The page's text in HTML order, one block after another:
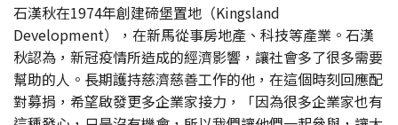
石漢秋在1974年創建碲堡置地（Kingsland
Development），在新馬從事房地產、科技等產業。石漢
秋認為，新冠疫情所造成的經濟影響，讓社會多了很多需要
幫助的人。長期護持慈濟慈善工作的他，在這個時刻回應配
對募捐，希望啟發更多企業家接力，「因為很多企業家也有